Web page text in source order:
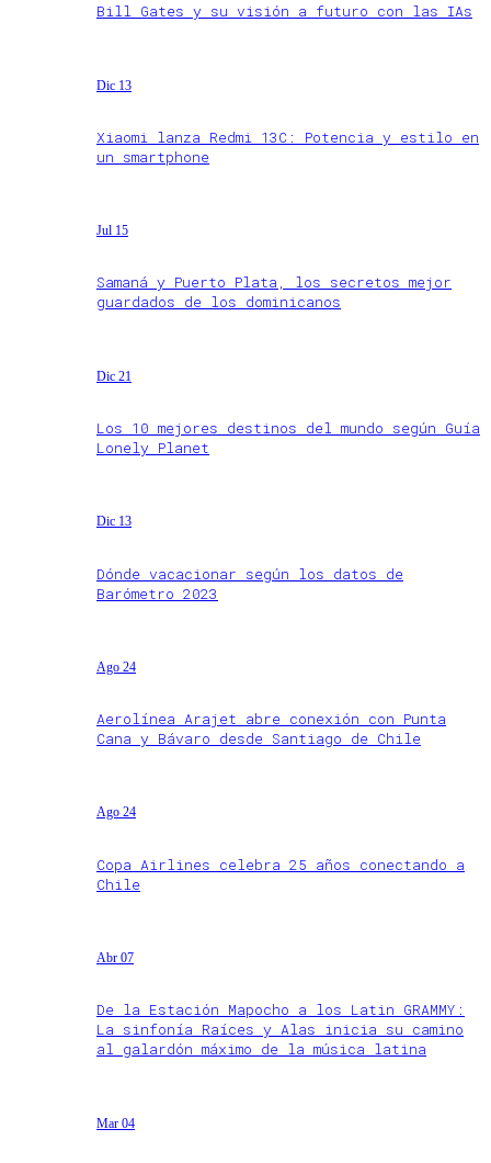
Bill Gates y su visión a futuro con las IAs
Dic 13
Xiaomi lanza Redmi 13C: Potencia y estilo en
un smartphone
Jul 15
Samaná y Puerto Plata, los secretos mejor
guardados de los dominicanos
Dic 21
Los 10 mejores destinos del mundo según Guía
Lonely Planet
Dic 13
Dónde vacacionar según los datos de
Barómetro 2023
Ago 24
Aerolínea Arajet abre conexión con Punta
Cana y Bávaro desde Santiago de Chile
Ago 24
Copa Airlines celebra 25 años conectando a
Chile
Abr 07
De la Estación Mapocho a los Latin GRAMMY:
La sinfonía Raíces y Alas inicia su camino
al galardón máximo de la música latina
Mar 04